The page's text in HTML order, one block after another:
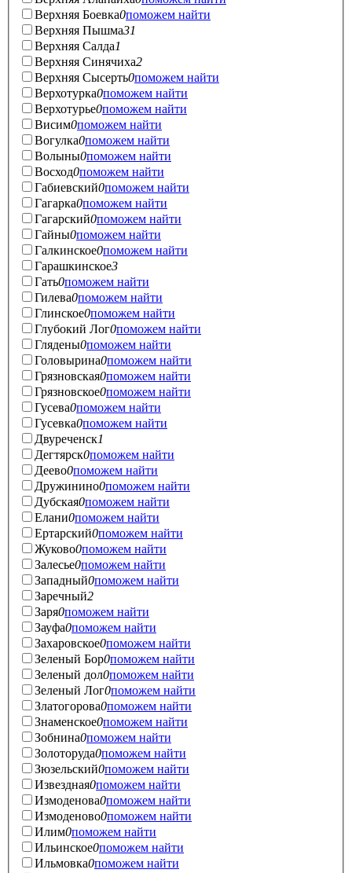
Верхняя Боевка0поможем найти
Верхняя Пышма31
Верхняя Салда1
Верхняя Синячиха2
Верхняя Сысерть0поможем найти
Верхотурка0поможем найти
Верхотурье0поможем найти
Висим0поможем найти
Вогулка0поможем найти
Волыны0поможем найти
Восход0поможем найти
Габиевский0поможем найти
Гагарка0поможем найти
Гагарский0поможем найти
Гайны0поможем найти
Галкинское0поможем найти
Гарашкинское3
Гать0поможем найти
Гилева0поможем найти
Глинское0поможем найти
Глубокий Лог0поможем найти
Глядены0поможем найти
Головырина0поможем найти
Грязновская0поможем найти
Грязновское0поможем найти
Гусева0поможем найти
Гусевка0поможем найти
Двуреченск1
Дегтярск0поможем найти
Деево0поможем найти
Дружинино0поможем найти
Дубская0поможем найти
Елани0поможем найти
Ертарский0поможем найти
Жуково0поможем найти
Залесье0поможем найти
Западный0поможем найти
Заречный2
Заря0поможем найти
Зауфа0поможем найти
Захаровское0поможем найти
Зеленый Бор0поможем найти
Зеленый дол0поможем найти
Зеленый Лог0поможем найти
Златогорова0поможем найти
Знаменское0поможем найти
Зобнина0поможем найти
Золоторуда0поможем найти
Зюзельский0поможем найти
Извездная0поможем найти
Измоденова0поможем найти
Измоденово0поможем найти
Илим0поможем найти
Ильинское0поможем найти
Ильмовка0поможем найти